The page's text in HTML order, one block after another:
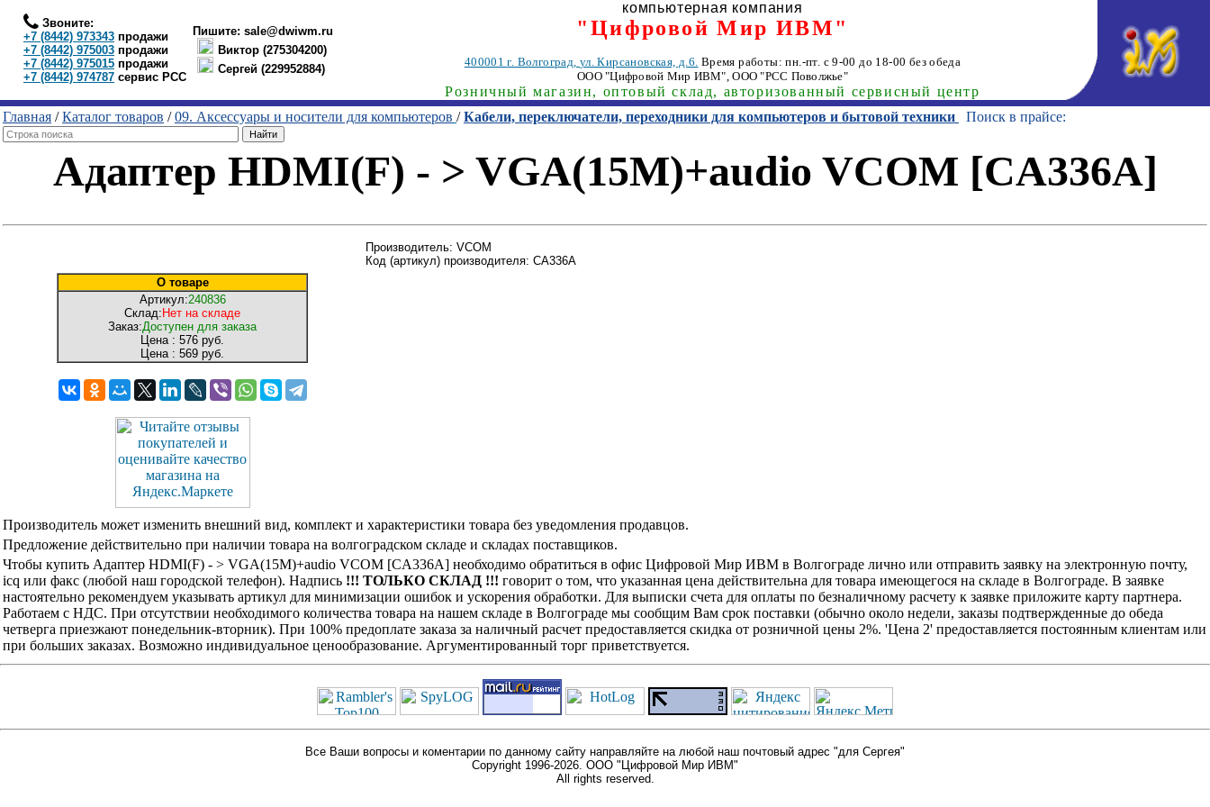
Звоните:
+7 (8442) 973343 продажи
+7 (8442) 975003 продажи
+7 (8442) 975015 продажи
+7 (8442) 974787 сервис РСС
Пишите: sale@dwiwm.ru
Виктор (275304200)
Сергей (229952884)
компьютерная компания
"Цифровой Мир ИВМ"
400001г. Волгоград, ул. Кирсановская, д.6. Время работы: пн.-пт. с 9-00 до 18-00 без обеда
ООО "Цифровой Мир ИВМ", ООО "РСС Поволжье"
Розничный магазин, оптовый склад, авторизованный сервисный центр
Главная /Каталог товаров /09. Аксессуары и носители для компьютеров /Кабели, переключатели, переходники для компьютеров и бытовой техники Поиск в прайсе:
Адаптер HDMI(F) - > VGA(15M)+audio VCOM [CA336A]
О товаре
Артикул:240836
Склад: Нет на складе
Заказ:Доступен для заказа
Цена : 576 руб.
Цена : 569 руб.
Производитель: VCOM
Код (артикул) производителя: CA336A
Производитель может изменить внешний вид, комплект и характеристики товара без уведомления продавцов.
Предложение действительно при наличии товара на волгоградском складе и складах поставщиков.
Чтобы купить Адаптер HDMI(F) - > VGA(15M)+audio VCOM [CA336A] необходимо обратиться в офис Цифровой Мир ИВМ в Волгограде лично или отправить заявку на электронную почту,
icq или факс (любой наш городской телефон). Надпись !!! ТОЛЬКО СКЛАД !!! говорит о том, что указанная цена действительна для товара имеющегося на складе в Волгограде. В заявке
настоятельно рекомендуем указывать артикул для минимизации ошибок и ускорения обработки. Для выписки счета для оплаты по безналичному расчету к заявке приложите карту партнера.
Работаем с НДС. При отсутствии необходимого количества товара на нашем складе в Волгограде мы сообщим Вам срок поставки (обычно около недели, заказы подтвержденные до обеда
четверга приезжают понедельник-вторник). При 100% предоплате заказа за наличный расчет предоставляется скидка от розничной цены 2%. 'Цена 2' предоставляется постоянным клиентам или
при больших заказах. Возможно индивидуальное ценообразование. Аргументированный торг приветствуется.
Все Ваши вопросы и коментарии по данному сайту направляйте на любой наш почтовый адрес "для Сергея"
Copyright 1996-2026. ООО "Цифровой Мир ИВМ"
All rights reserved.